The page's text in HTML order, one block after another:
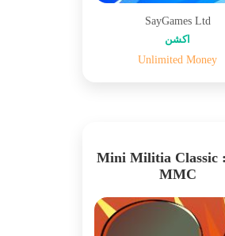
SayGames Ltd
اکشن
Unlimited Money
Mini Militia Classic
MMC